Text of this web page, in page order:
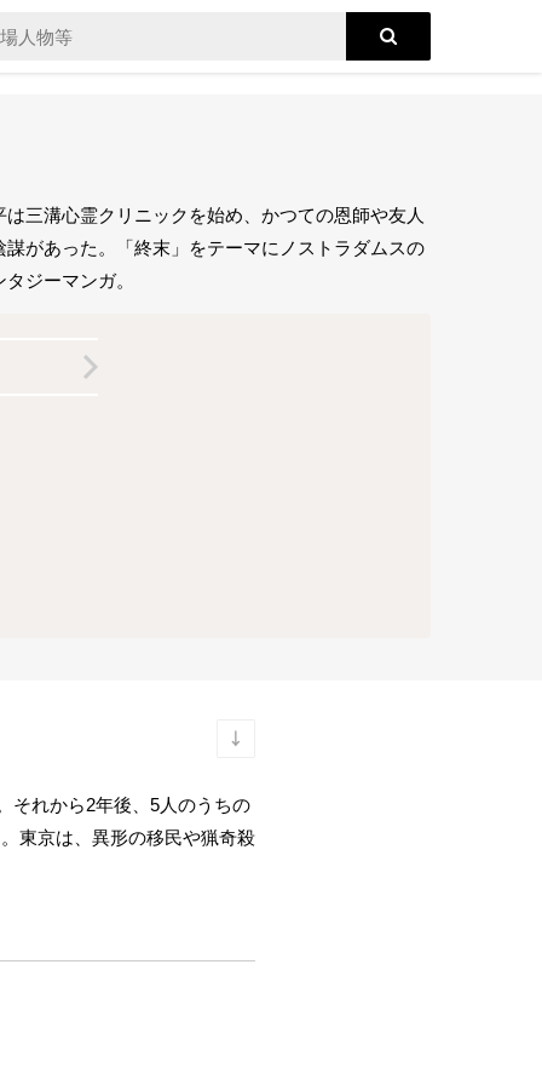
三溝心霊クリニックを始め、かつての恩師や友人
があった。「終末」をテーマにノストラダムスの
ジーマンガ。
それから2年後、5人のうちの
東京は、異形の移民や猟奇殺